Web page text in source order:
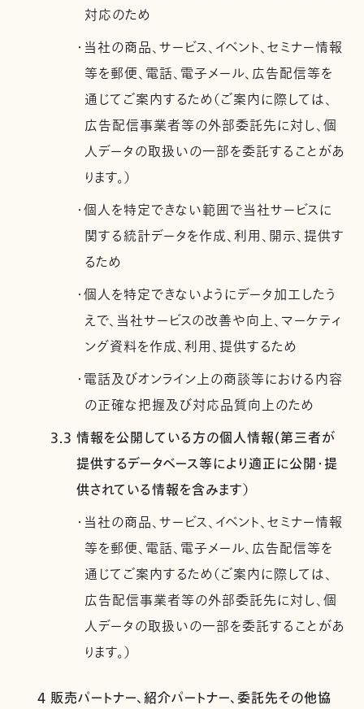
対応のため
・当社の商品、サービス、イベント、セミナー情報
等を郵便、電話、電子メール、広告配信等を
通じてご案内するため（ご案内に際しては、
広告配信事業者等の外部委託先に対し、個
人データの取扱いの一部を委託することがあ
ります。）
・個人を特定できない範囲で当社サービスに
関する統計データを作成、利用、開示、提供す
るため
・個人を特定できないようにデータ加工したう
えで、当社サービスの改善や向上、マーケティ
ング資料を作成、利用、提供するため
・電話及びオンライン上の商談等における内容
の正確な把握及び対応品質向上のため
3.3 情報を公開している方の個人情報(第三者が
提供するデータベース等により適正に公開・提
供されている情報を含みます）
・当社の商品、サービス、イベント、セミナー情報
等を郵便、電話、電子メール、広告配信等を
通じてご案内するため（ご案内に際しては、
広告配信事業者等の外部委託先に対し、個
人データの取扱いの一部を委託することがあ
ります。）
4 販売パートナー、紹介パートナー、委託先その他協